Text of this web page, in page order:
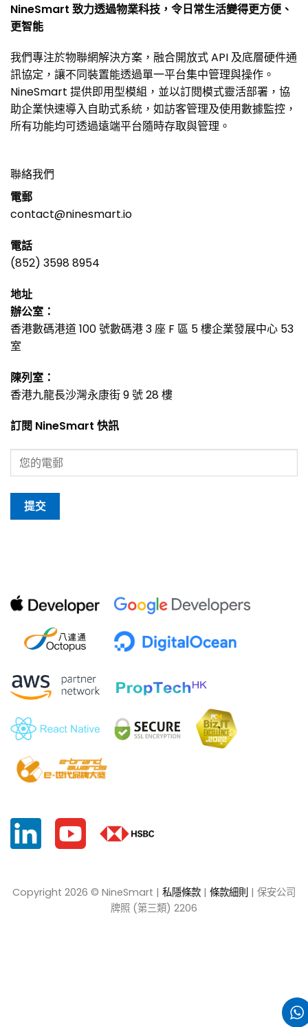
NineSmart 致力透過物業科技，令日常生活變得更方便、
更智能
我們專注於物聯網解決方案，融合開放式 API 及底層硬件通
訊協定，讓不同裝置能透過單一平台集中管理與操作。
NineSmart 提供即用型模組，並以訂閱模式靈活部署，協
助企業快速導入自助式系統，如訪客管理及使用數據監控，
所有功能均可透過遠端平台隨時存取與管理。
聯絡我們
電郵
contact@ninesmart.io
電話
(852) 3598 8954
地址
辦公室：
香港數碼港道 100 號數碼港 3 座 F 區 5 樓企業發展中心 53
室
陳列室：
香港九龍長沙灣永康街 9 號 28 樓
訂閱 NineSmart 快訊
Copyright 2026 © NineSmart | 私隱條款 | 條款細則 | 保安公司
牌照 (第三類) 2206